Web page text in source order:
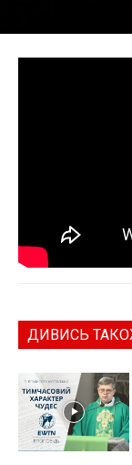
ДИВИСЬ